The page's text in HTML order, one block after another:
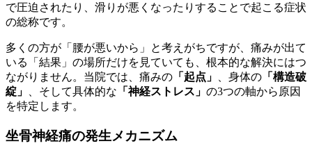
で圧迫されたり、滑りが悪くなったりすることで起こる症状
の総称です。
多くの方が「腰が悪いから」と考えがちですが、痛みが出て
いる「結果」の場所だけを見ていても、根本的な解決にはつ
ながりません。当院では、痛みの 「起点」 、身体の 「構造破
綻」
、そして具体的な 「神経ストレス」 の3つの軸から原因
を特定します。
坐骨神経痛の発生メカニズム